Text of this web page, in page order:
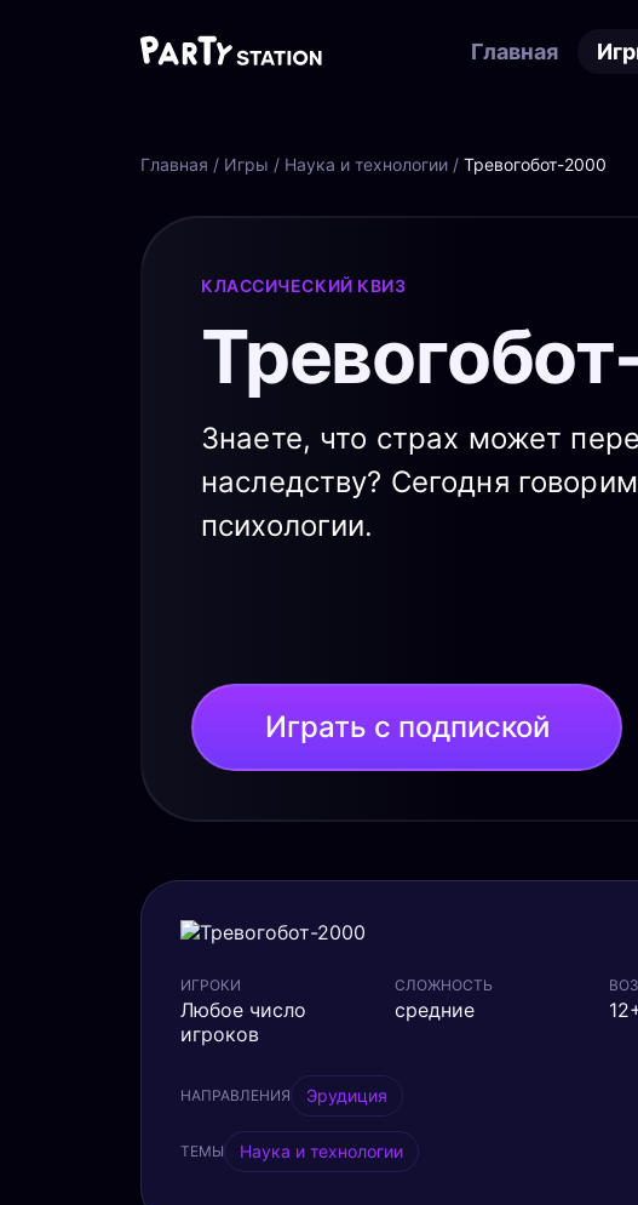
Главная
Главная / Игры / Наука и технологии / Тревогобот-2000
КЛАССИЧЕСКИЙ КВИЗ
Знаете, что страх может
наследству? Сегодня
психологии.
Играть с подпиской
ИГРОКИ
Любое число
игроков
СЛОЖНОСТЬ
средние
НАПРАВЛЕНИЯ Эрудиция
ТЕМЫ Наука и технологии